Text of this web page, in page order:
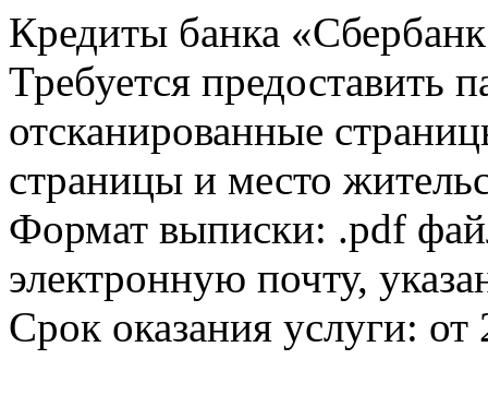
Кредиты банка
Требуется предоставить
отсканированные
страницы и место
Формат выписки: .pdf
электронную почту,
Срок оказания услуги: от